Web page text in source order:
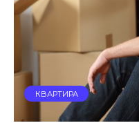
КВАРТИРА